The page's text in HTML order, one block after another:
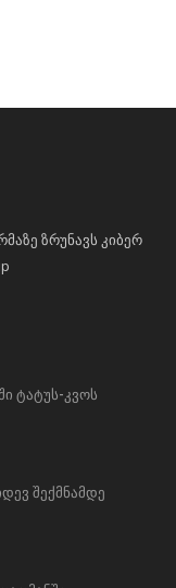
ზრუნავს კიბერ
ტატუს-კვოს
შექმნამდე